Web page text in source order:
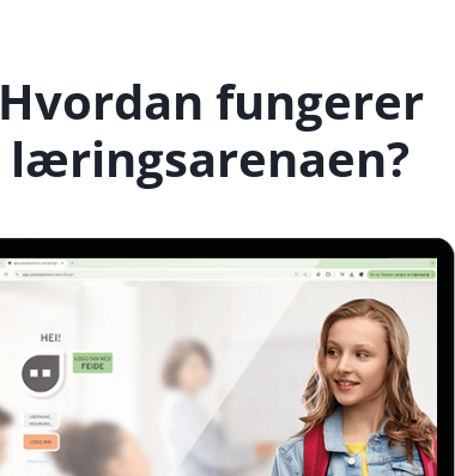
Hvordan fungerer
læringsarenaen?